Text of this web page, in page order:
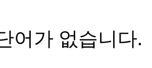
어가 없습니다.